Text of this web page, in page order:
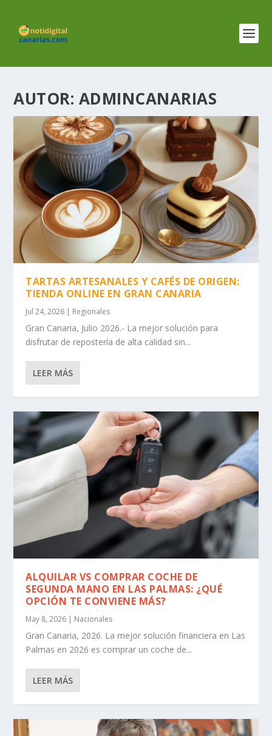
AUTOR: ADMINCANARIAS
TARTAS ARTESANALES Y CAFÉS DE ORIGEN:
TIENDA ONLINE EN GRAN CANARIA
Jul 24, 2026 | Regionales
Gran Canaria, Julio 2026.- La mejor solución para
disfrutar de repostería de alta calidad sin...
LEER MÁS
ALQUILAR VS COMPRAR COCHE DE
SEGUNDA MANO EN LAS PALMAS: ¿QUÉ
OPCIÓN TE CONVIENE MÁS?
May 8, 2026 | Nacionales
Gran Canaria, 2026. La mejor solución financiera en Las
Palmas en 2026 es comprar un coche de...
LEER MÁS